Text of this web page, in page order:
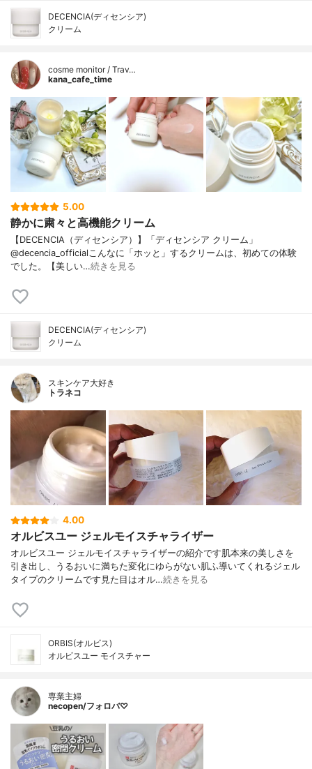
DECENCIA(ディセンシア)
クリーム
cosme monitor / Trav…
kana_cafe_time
5.00
静かに粛々と高機能クリーム
【DECENCIA（ディセンシア）】「ディセンシア クリーム」
@decencia_officialこんなに「ホッと」するクリームは、初めての体験
でした。【美しい…続きを見る
DECENCIA(ディセンシア)
クリーム
スキンケア大好き
トラネコ
4.00
オルビスユー ジェルモイスチャライザー
オルビスユー ジェルモイスチャライザーの紹介です肌本来の美しさを
引き出し、うるおいに満ちた変化にゆらがない肌ふ導いてくれるジェル
タイプのクリームです見た目はオル…続きを見る
ORBIS(オルビス)
オルビスユー モイスチャー
専業主婦
necopen/フォロバ♡